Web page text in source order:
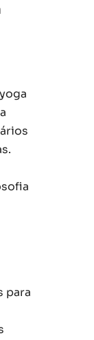
para